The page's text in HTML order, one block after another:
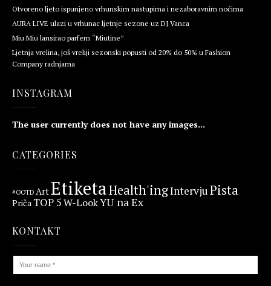
Otvoreno ljeto ispunjeno vrhunskim nastupima i nezaboravnim noćima
AURA LIVE ulazi u vrhunac ljetnje sezone uz DJ Vanca
Miu Miu lansirao parfem “Miutine”
Ljetnja vrelina, još vreliji sezonski popusti od 20% do 50% u Fashion
Company radnjama
INSTAGRAM
The user currently does not have any images...
CATEGORIES
#OOTD ArtEtiketaHealth'ingIntervjuPista
Priča TOP 5W-LookYU na Ex
KONTAKT